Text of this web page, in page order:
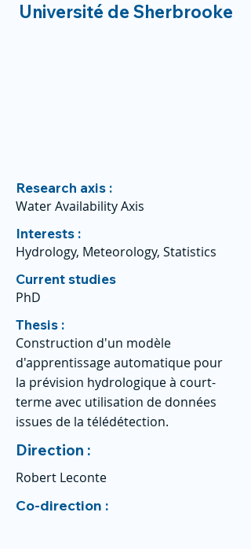
Université de Sherbrooke
Research axis :
Water Availability Axis
Interests :
Hydrology, Meteorology, Statistics
Current studies
PhD
Thesis :
Construction d'un modèle
d'apprentissage automatique pour
la prévision hydrologique à court-
terme avec utilisation de données
issues de la télédétection.
Direction :
Robert Leconte
Co-direction :